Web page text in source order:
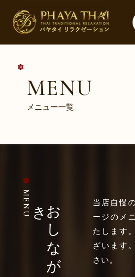
MENU
メニュー一覧
MENU お
し
な
が
き
当店自慢
ージのメ
たします
ざいます
さい。